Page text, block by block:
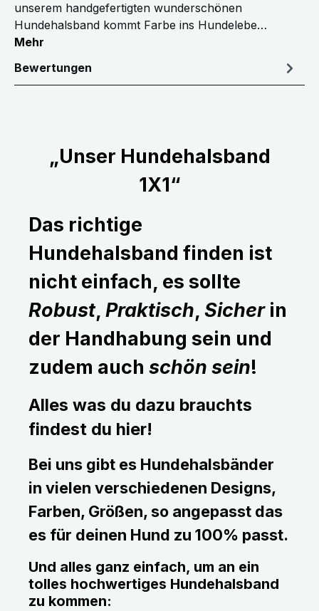
unserem handgefertigten wunderschönen
Hundehalsband kommt Farbe ins Hundelebe…
Mehr
Bewertungen
„Unser Hundehalsband
1X1“
Das richtige
Hundehalsband finden ist
nicht einfach, es sollte
Robust, Praktisch, Sicherin
der Handhabung sein und
zudem auch schön sein!
Alles was du dazu brauchts
findest du hier!
Bei uns gibt es Hundehalsbänder
in vielen verschiedenen Designs,
Farben, Größen, so angepasst das
es für deinen Hund zu 100% passt.
Und alles ganz einfach, um an ein
tolles hochwertiges Hundehalsband
zu kommen: